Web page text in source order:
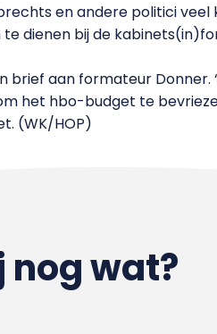
en andere politici
dienen bij de
brief aan formateur Donner.
het hbo-budget te
(WK/HOP)
nog wat?